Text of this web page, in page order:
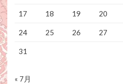
17 18 19 20
24 25 26 27
31
« 7月